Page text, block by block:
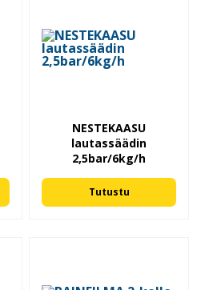
NESTEKAASU
lautassäädin
2,5bar/6kg/h
Tutustu